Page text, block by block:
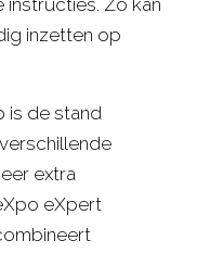
Zo kan
inzetten op
is de stand
extra
eXpert